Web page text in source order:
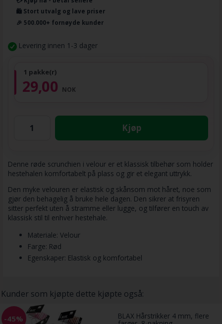
🛍️ Stort utvalg og lave priser
🎉 500.000+ fornøyde kunder
Levering innen 1-3 dager
1 pakke(r)
29,00 NOK
Kjøp
Denne røde scrunchien i velour er et klassisk tilbehør som holder
hestehalen komfortabelt på plass og gir et elegant uttrykk.
Den myke velouren er elastisk og skånsom mot håret, noe som
gjør den behagelig å bruke hele dagen. Den sikrer at frisyren
sitter perfekt uten å stramme eller lugge, og tilfører en touch av
klassisk stil til enhver hestehale.
Materiale: Velour
Farge: Rød
Egenskaper: Elastisk og komfortabel
Kunder som kjøpte dette kjøpte også:
-45% BLAX Hårstrikker 4 mm, flere